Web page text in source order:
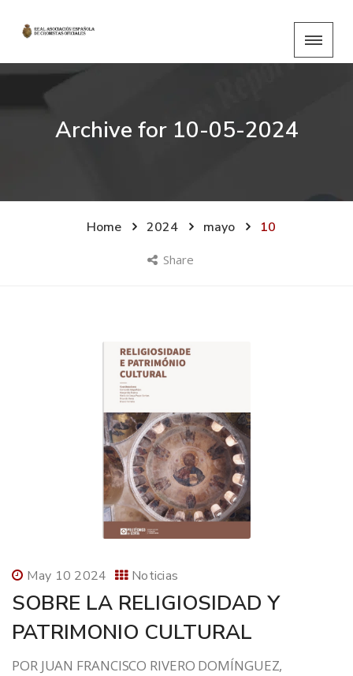
Archive for 10-05-2024
Home 2024 mayo 10
Share
May 10 2024 Noticias
SOBRE LA RELIGIOSIDAD Y
PATRIMONIO CULTURAL
POR JUAN FRANCISCO RIVERO DOMÍNGUEZ,